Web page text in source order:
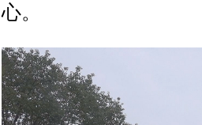
心。